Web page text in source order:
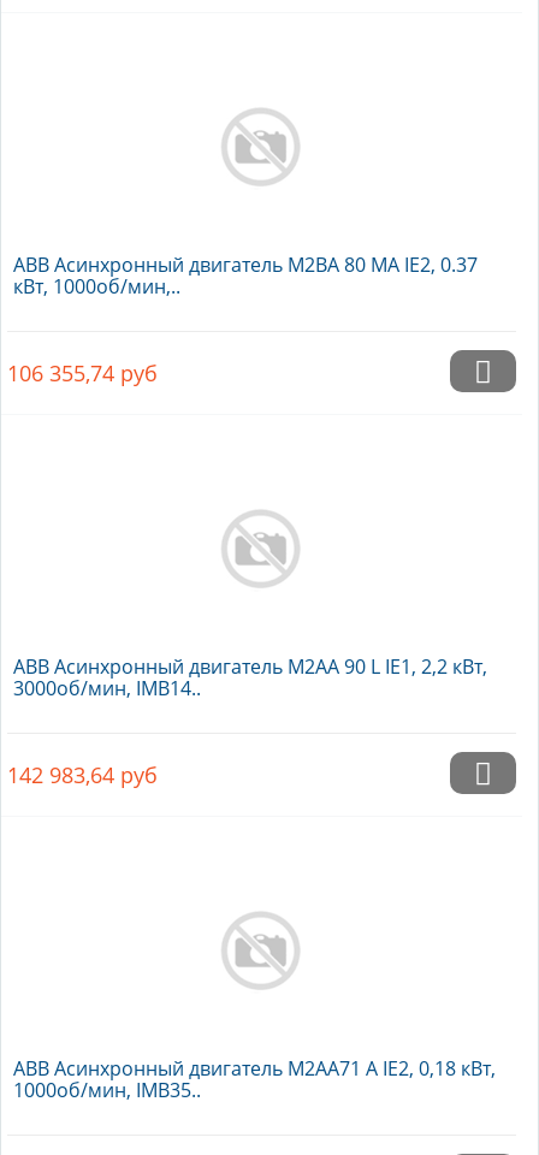
ABB Асинхронный двигатель M2BA 80 MA IE2, 0.37
кВт, 1000об/мин,..
106 355,74 руб
ABB Асинхронный двигатель M2AA 90 L IE1, 2,2 кВт,
3000об/мин, IMB14..
142 983,64 руб
ABB Асинхронный двигатель M2AA71 A IE2, 0,18 кВт,
1000об/мин, IMB35..